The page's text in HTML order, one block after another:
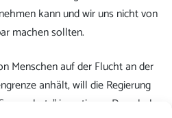
kann und wir uns nicht von
machen sollten.
Menschen auf der Flucht an der
anhält, will die Regierung
investieren. Dazu habe